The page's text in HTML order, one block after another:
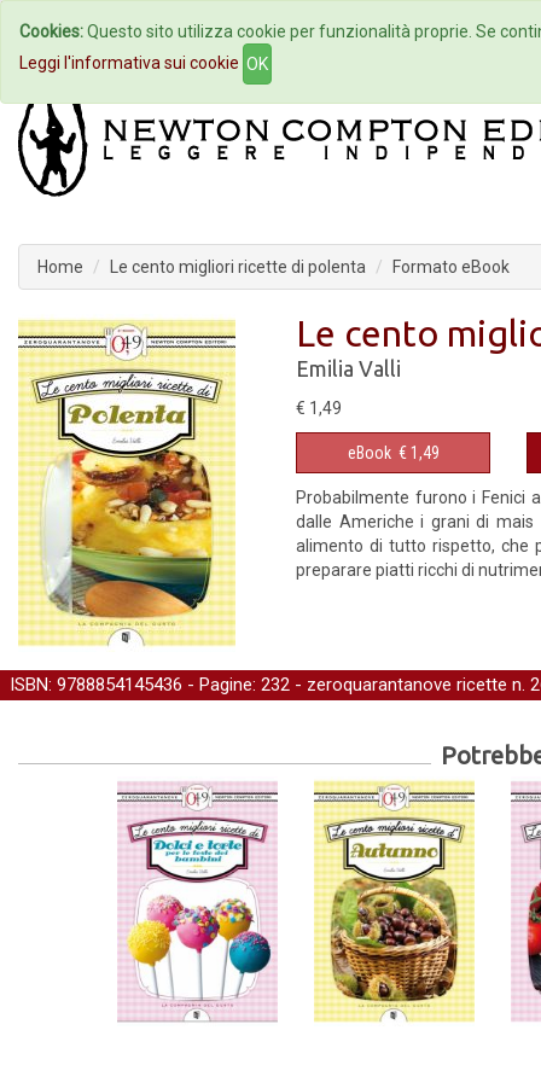
Home Autori Eventi
Home Le cento migliori ricette di polenta Formato eBook
Le cento
Emilia Valli
€ 1,49
eBook € 1,49
Probabilmente furono i Fenici
dalle Americhe i grani di
alimento di tutto rispetto, che
preparare piatti ricchi di
ISBN: 9788854145436 - Pagine: 232 - zeroquarantanove ricette n.
Cookies:Questo sito utilizza cookie per funzionalità proprie. Se
Leggi l'informativa sui cookie OK